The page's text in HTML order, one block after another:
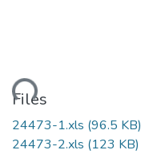
Files
24473-1.xls (96.5 KB)
24473-2.xls (123 KB)